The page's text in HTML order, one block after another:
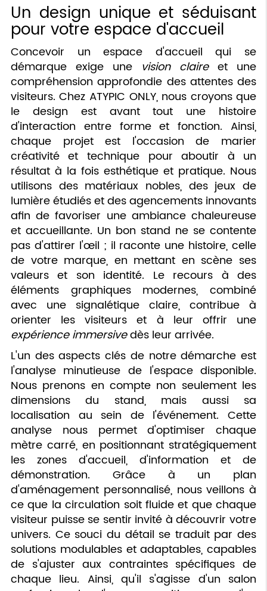
Un design unique et séduisant
pour votre espace d'accueil
Concevoir un espace d'accueil qui se
démarque exige une vision claireet une
compréhension approfondie des attentes des
visiteurs. Chez ATYPIC ONLY, nous croyons que
le design est avant tout une histoire
d'interaction entre forme et fonction. Ainsi,
chaque projet est l'occasion de marier
créativité et technique pour aboutir à un
résultat à la fois esthétique et pratique. Nous
utilisons des matériaux nobles, des jeux de
lumière étudiés et des agencements innovants
afin de favoriser une ambiance chaleureuse
et accueillante. Un bon stand ne se contente
pas d'attirer l'œil ; il raconte une histoire, celle
de votre marque, en mettant en scène ses
valeurs et son identité. Le recours à des
éléments graphiques modernes, combiné
avec une signalétique claire, contribue à
orienter les visiteurs et à leur offrir une
expérience immersivedès leur arrivée.
L'un des aspects clés de notre démarche est
l'analyse minutieuse de l'espace disponible.
Nous prenons en compte non seulement les
dimensions du stand, mais aussi sa
localisation au sein de l'événement. Cette
analyse nous permet d'optimiser chaque
mètre carré, en positionnant stratégiquement
les zones d'accueil, d'information et de
démonstration. Grâce à un plan
d'aménagement personnalisé, nous veillons à
ce que la circulation soit fluide et que chaque
visiteur puisse se sentir invité à découvrir votre
univers. Ce souci du détail se traduit par des
solutions modulables et adaptables, capables
de s'ajuster aux contraintes spécifiques de
chaque lieu. Ainsi, qu'il s'agisse d'un salon